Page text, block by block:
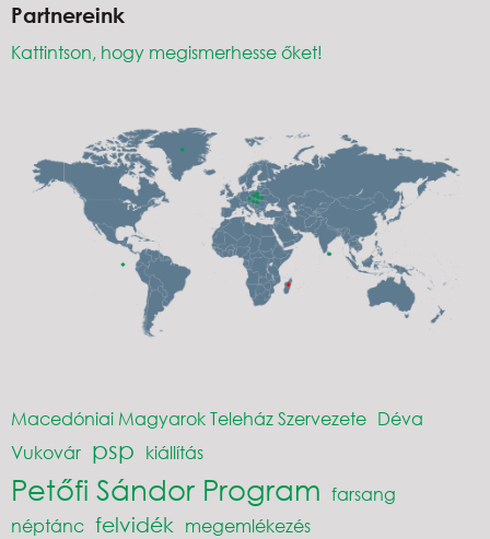
Partnereink
Kattintson, hogy megismerhesse őket!
Macedóniai Magyarok Teleház Szervezete Déva
Vukovár psp kiállítás
Petőfi Sándor Program farsang
néptánc felvidék megemlékezés